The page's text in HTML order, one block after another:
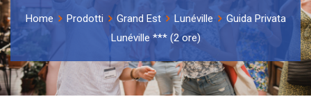
Home Prodotti Grand Est Lunéville
Guida Privata
Lunéville *** (2 ore)